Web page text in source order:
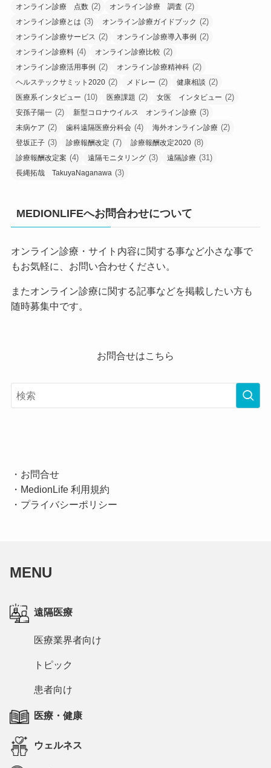
オンライン診療 点数 (2) オンライン診療 調査 (2)
オンライン診療とは (3) オンライン診療ガイドブック (2)
オンライン診療サービス (2) オンライン診療導入事例 (2)
オンライン診療料 (4) オンライン診療比較 (2)
オンライン診療活用事例 (2) オンライン診療精神科 (2)
ヘルステックサミット2020 (2) メドレー (2) 健康相談 (2)
医療系インタビュー (10) 医療課題 (2) 女医 インタビュー (2)
安孫子陽一 (2) 新型コロナウイルス オンライン診療 (3)
未病ケア (2) 歯科遠隔医療分科会 (4) 海外オンライン診療 (2)
登坂正子 (3) 診療報酬改定 (7) 診療報酬改定2020 (8)
診療報酬改定案 (4) 遠隔モニタリング (3) 遠隔診療 (31)
長縄拓哉 TakuyaNaganawa (3)
MEDIONLIFEへお問合わせについて
オンライン診療・サイト内容に関する事など小さな事で
もお気軽に、お問い合わせください。
またオンライン診療に関する記事などを掲載したい方も
随時募集中です。
お問合せはこちら
・ お問合せ
・ MedionLife 利用規約
・ プライバシーポリシー
MENU
遠隔医療
医療業界者向け
トピック
患者向け
医療・健康
ウェルネス